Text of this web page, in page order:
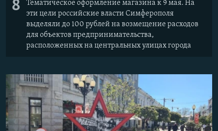
8
Тематическое оформление магазина к 9 мая. На
эти цели российские власти Симферополя
выделяли до 100 рублей на возмещение расходов
для объектов предпринимательства,
расположенных на центральных улицах города